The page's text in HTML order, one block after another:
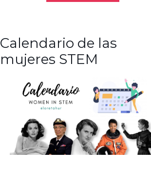
Calendario de las
mujeres STEM